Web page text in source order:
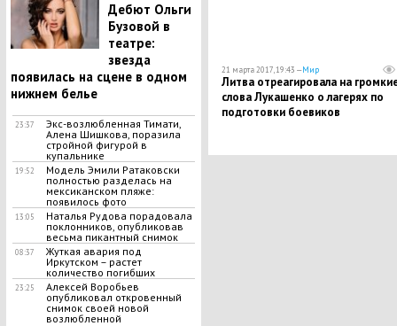
Дебют Ольги
Бузовой в
театре:
звезда
появилась на сцене в одном
нижнем белье
23:37
Экс-возлюбленная Тимати,
Алена Шишкова, поразила
стройной фигурой в
купальнике
19:52
Модель Эмили Ратаковски
полностью разделась на
мексиканском пляже:
появилось фото
13:05
Наталья Рудова порадовала
поклонников, опубликовав
весьма пикантный снимок
08:37
Жуткая авария под
Иркутском – растет
количество погибших
23:25
Алексей Воробьев
опубликовал откровенный
снимок своей новой
возлюбленной
21 марта 2017, 19:43 —Мир
Литва отреагировала на
слова Лукашенко о лагерях по
подготовки боевиков